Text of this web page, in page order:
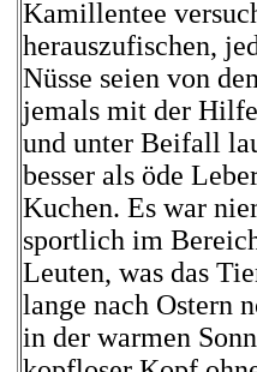
Kamillentee
herauszufischen,
Nüsse seien von
jemals mit der
und unter Beifall
besser als öde
Kuchen. Es war
sportlich im
Leuten, was das
lange nach Ostern
in der warmen